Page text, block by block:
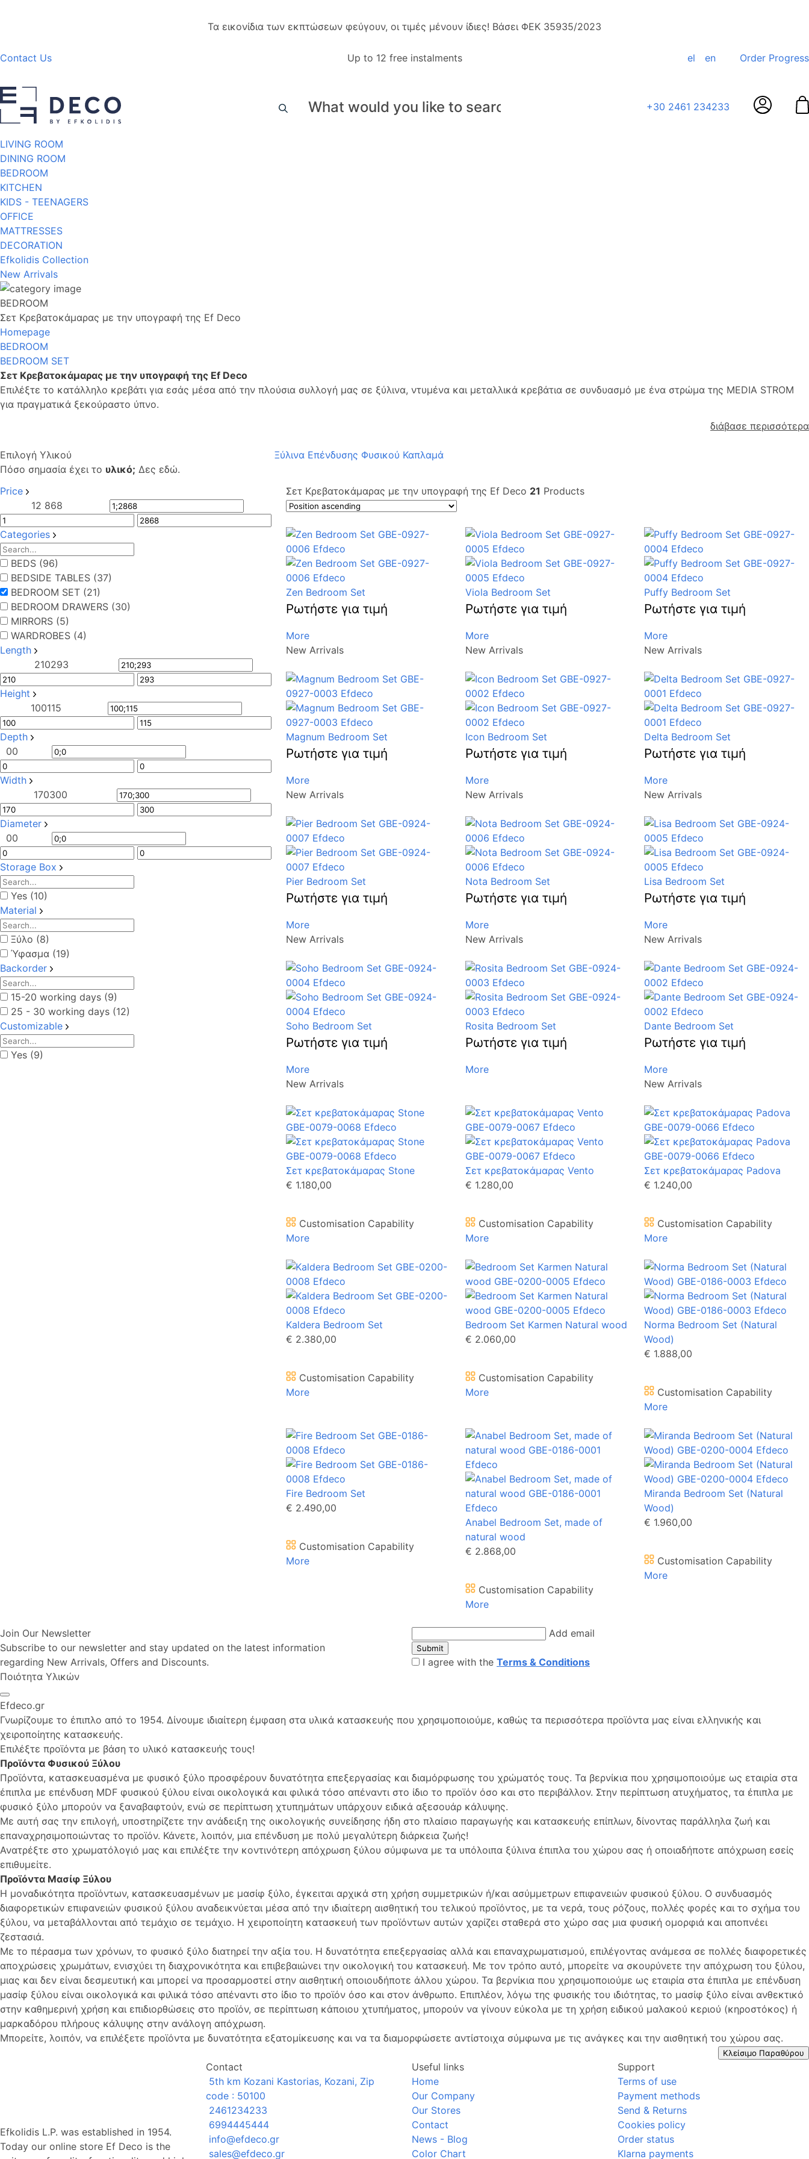
Τα εικονίδια των εκπτώσεων φεύγουν, οι τιμές μένουν ίδιες! Βάσει ΦΕΚ 35935/2023
Contact Us Up to 12 free instalments el en Order Progress
+30 2461 234233
LIVING ROOM
DINING ROOM
BEDROOM
KITCHEN
KIDS - TEENAGERS
OFFICE
MATTRESSES
DECORATION
Efkolidis Collection
New Arrivals
BEDROOM
Σετ Κρεβατοκάμαρας με την υπογραφή της Ef Deco
Homepage
BEDROOM
BEDROOM SET
Σετ Κρεβατοκάμαρας με την υπογραφή της Ef Deco
Επιλέξτε το κατάλληλο κρεβάτι για εσάς μέσα από την πλούσια συλλογή μας σε ξύλινα, ντυμένα και μεταλλικά κρεβάτια σε συνδυασμό με ένα στρώμα της MEDIA STROM
για πραγματικά ξεκούραστο ύπνο.
διάβασε περισσότερα
Επιλογή Υλικού
Πόσο σημασία έχει το υλικό; Δες εδώ.
Ξύλινα Επένδυσης Φυσικού Καπλαμά
Price
12 868
Categories
BEDS (96)
BEDSIDE TABLES (37)
BEDROOM SET (21)
BEDROOM DRAWERS (30)
MIRRORS (5)
WARDROBES (4)
Length
210293
Height
100115
Depth
00
Width
170300
Diameter
00
Storage Box
Yes (10)
Material
Ξύλο (8)
Ύφασμα (19)
Backorder
15-20 working days (9)
25 - 30 working days (12)
Customizable
Yes (9)
Σετ Κρεβατοκάμαρας με την υπογραφή της Ef Deco 21 Products
Zen Bedroom Set
Ρωτήστε για τιμή
More
New Arrivals
Viola Bedroom Set
Ρωτήστε για τιμή
More
New Arrivals
Puffy Bedroom Set
Ρωτήστε για τιμή
More
New Arrivals
Magnum Bedroom Set
Ρωτήστε για τιμή
More
New Arrivals
Icon Bedroom Set
Ρωτήστε για τιμή
More
New Arrivals
Delta Bedroom Set
Ρωτήστε για τιμή
More
New Arrivals
Pier Bedroom Set
Ρωτήστε για τιμή
More
New Arrivals
Nota Bedroom Set
Ρωτήστε για τιμή
More
New Arrivals
Lisa Bedroom Set
Ρωτήστε για τιμή
More
New Arrivals
Soho Bedroom Set
Ρωτήστε για τιμή
More
New Arrivals
Rosita Bedroom Set
Ρωτήστε για τιμή
More
Dante Bedroom Set
Ρωτήστε για τιμή
More
New Arrivals
Σετ κρεβατοκάμαρας Stone
€ 1.180,00
Customisation Capability
More
Σετ κρεβατοκάμαρας Vento
€ 1.280,00
Customisation Capability
More
Σετ κρεβατοκάμαρας Padova
€ 1.240,00
Customisation Capability
More
Kaldera Bedroom Set
€ 2.380,00
Customisation Capability
More
Bedroom Set Karmen Natural wood
€ 2.060,00
Customisation Capability
More
Norma Bedroom Set (Natural
Wood)
€ 1.888,00
Customisation Capability
More
Fire Bedroom Set
€ 2.490,00
Customisation Capability
More
Anabel Bedroom Set, made of
natural wood
€ 2.868,00
Customisation Capability
More
Miranda Bedroom Set (Natural
Wood)
€ 1.960,00
Customisation Capability
More
Join Our Newsletter
Subscribe to our newsletter and stay updated on the latest information
regarding New Arrivals, Offers and Discounts.
Add email
Submit
I agree with the Terms & Conditions
Ποιότητα Υλικών
Efdeco.gr
Γνωρίζουμε το έπιπλο από το 1954. Δίνουμε ιδιαίτερη έμφαση στα υλικά κατασκευής που χρησιμοποιούμε, καθώς τα περισσότερα προϊόντα μας είναι ελληνικής και
χειροποίητης κατασκευής.
Επιλέξτε προϊόντα με βάση το υλικό κατασκευής τους!
Προϊόντα Φυσικού Ξύλου
Προϊόντα, κατασκευασμένα με φυσικό ξύλο προσφέρουν δυνατότητα επεξεργασίας και διαμόρφωσης του χρώματός τους. Τα βερνίκια που χρησιμοποιούμε ως εταιρία στα
έπιπλα με επένδυση MDF φυσικού ξύλου είναι οικολογικά και φιλικά τόσο απέναντι στο ίδιο το προϊόν όσο και στο περιβάλλον. Στην περίπτωση ατυχήματος, τα έπιπλα με
φυσικό ξύλο μπορούν να ξαναβαφτούν, ενώ σε περίπτωση χτυπημάτων υπάρχουν ειδικά αξεσουάρ κάλυψης.
Με αυτή σας την επιλογή, υποστηρίζετε την ανάδειξη της οικολογικής συνείδησης ήδη στο πλαίσιο παραγωγής και κατασκευής επίπλων, δίνοντας παράλληλα ζωή και
επαναχρησιμοποιώντας το προϊόν. Κάνετε, λοιπόν, μια επένδυση με πολύ μεγαλύτερη διάρκεια ζωής!
Ανατρέξτε στο χρωματόλογιό μας και επιλέξτε την κοντινότερη απόχρωση ξύλου σύμφωνα με τα υπόλοιπα ξύλινα έπιπλα του χώρου σας ή οποιαδήποτε απόχρωση εσείς
επιθυμείτε.
Προϊόντα Μασίφ Ξύλου
Η μοναδικότητα προϊόντων, κατασκευασμένων με μασίφ ξύλο, έγκειται αρχικά στη χρήση συμμετρικών ή/και ασύμμετρων επιφανειών φυσικού ξύλου. Ο συνδυασμός
διαφορετικών επιφανειών φυσικού ξύλου αναδεικνύεται μέσα από την ιδιαίτερη αισθητική του τελικού προϊόντος, με τα νερά, τους ρόζους, πολλές φορές και το σχήμα του
ξύλου, να μεταβάλλονται από τεμάχιο σε τεμάχιο. Η χειροποίητη κατασκευή των προϊόντων αυτών χαρίζει σταθερά στο χώρο σας μια φυσική ομορφιά και αποπνέει
ζεστασιά.
Με το πέρασμα των χρόνων, το φυσικό ξύλο διατηρεί την αξία του. Η δυνατότητα επεξεργασίας αλλά και επαναχρωματισμού, επιλέγοντας ανάμεσα σε πολλές διαφορετικές
αποχρώσεις χρωμάτων, ενισχύει τη διαχρονικότητα και επιβεβαιώνει την οικολογική του κατασκευή. Με τον τρόπο αυτό, μπορείτε να σκουρύνετε την απόχρωση του ξύλου,
μιας και δεν είναι δεσμευτική και μπορεί να προσαρμοστεί στην αισθητική οποιουδήποτε άλλου χώρου. Τα βερνίκια που χρησιμοποιούμε ως εταιρία στα έπιπλα με επένδυση
μασίφ ξύλου είναι οικολογικά και φιλικά τόσο απέναντι στο ίδιο το προϊόν όσο και στον άνθρωπο. Επιπλέον, λόγω της φυσικής του ιδιότητας, το μασίφ ξύλο είναι ανθεκτικό
στην καθημερινή χρήση και επιδιορθώσεις στο προϊόν, σε περίπτωση κάποιου χτυπήματος, μπορούν να γίνουν εύκολα με τη χρήση ειδικού μαλακού κεριού (κηροστόκος) ή
μαρκαδόρου πλήρους κάλυψης στην ανάλογη απόχρωση.
Μπορείτε, λοιπόν, να επιλέξετε προϊόντα με δυνατότητα εξατομίκευσης και να τα διαμορφώσετε αντίστοιχα σύμφωνα με τις ανάγκες και την αισθητική του χώρου σας.
Κλείσιμο Παραθύρου
Efkolidis L.P. was established in 1954.
Today our online store Ef Deco is the
Contact
5th km Kozani Kastorias, Kozani, Zip
code : 50100
2461234233
6994445444
info@efdeco.gr
sales@efdeco.gr
Useful links
Home
Our Company
Our Stores
Contact
News - Blog
Color Chart
Support
Terms of use
Payment methods
Send & Returns
Cookies policy
Order status
Klarna payments